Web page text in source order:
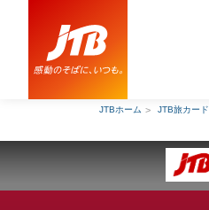
JTBホーム JTB旅カード